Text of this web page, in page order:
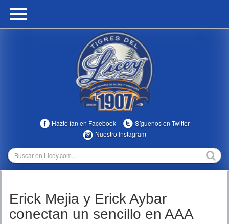
HOME
MULTIMEDIA
TEMPORADAS
Hazte fan en Facebook
Síguenos en Twitter
Nuestro Instagram
Erick Mejia y Erick Aybar
conectan un sencillo en AAA